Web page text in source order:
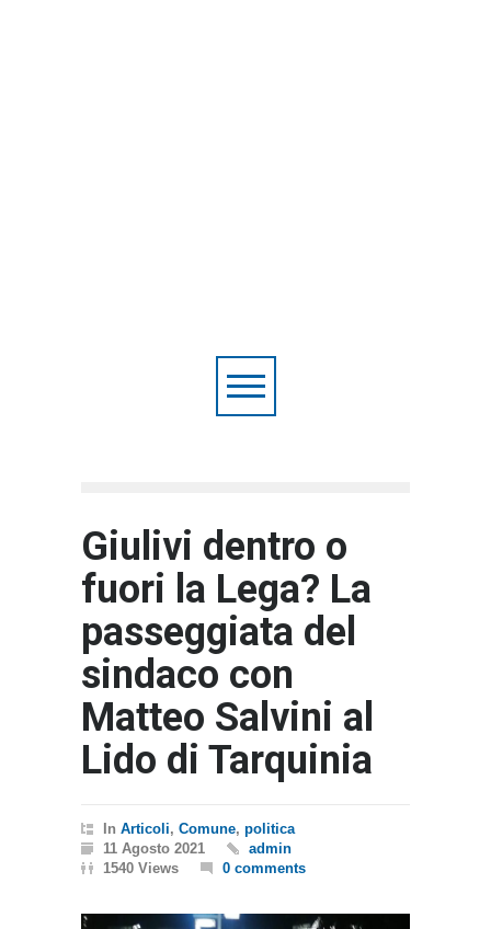
Giulivi dentro o
fuori la Lega? La
passeggiata del
sindaco con
Matteo Salvini al
Lido di Tarquinia
In Articoli, Comune, politica
11 Agosto 2021
admin
1540 Views
0 comments